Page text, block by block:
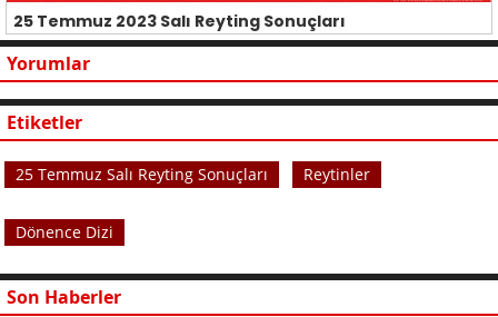
25 Temmuz 2023 Salı Reyting Sonuçları
Yorumlar
Etiketler
25 Temmuz Salı Reyting Sonuçları Reytinler
Dönence Dizi
Son Haberler